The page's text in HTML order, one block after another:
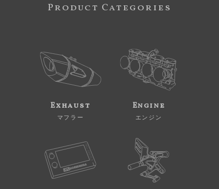
Product Categories
Exhaust
マフラー
Engine
エンジン